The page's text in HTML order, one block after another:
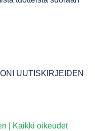
UUTISKIRJEIDEN
| Kaikki oikeudet